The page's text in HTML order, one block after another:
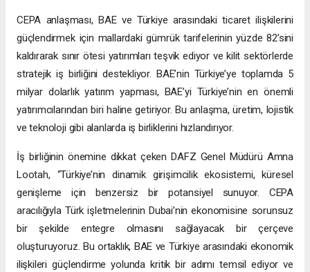
CEPA anlaşması, BAE ve Türkiye arasındaki ticaret ilişkilerini
güçlendirmek için mallardaki gümrük tarifelerinin yüzde 82’sini
kaldırarak sınır ötesi yatırımları teşvik ediyor ve kilit sektörlerde
stratejik iş birliğini destekliyor. BAE’nin Türkiye’ye toplamda 5
milyar dolarlık yatırım yapması, BAE’yi Türkiye’nin en önemli
yatırımcılarından biri haline getiriyor. Bu anlaşma, üretim, lojistik
ve teknoloji gibi alanlarda iş birliklerini hızlandırıyor.
İş birliğinin önemine dikkat çeken DAFZ Genel Müdürü Amna
Lootah, “Türkiye’nin dinamik girişimcilik ekosistemi, küresel
genişleme için benzersiz bir potansiyel sunuyor. CEPA
aracılığıyla Türk işletmelerinin Dubai’nin ekonomisine sorunsuz
bir şekilde entegre olmasını sağlayacak bir çerçeve
oluşturuyoruz. Bu ortaklık, BAE ve Türkiye arasındaki ekonomik
ilişkileri güçlendirme yolunda kritik bir adımı temsil ediyor ve